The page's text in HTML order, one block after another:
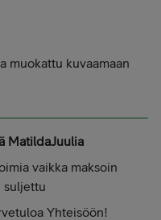
muokattu kuvaamaan
MatildaJuulia
vaikka maksoin
suljettu
Yhteisöön!